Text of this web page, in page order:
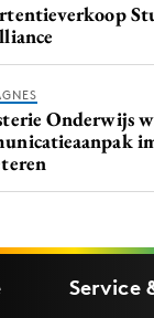
Onderwijs
Service